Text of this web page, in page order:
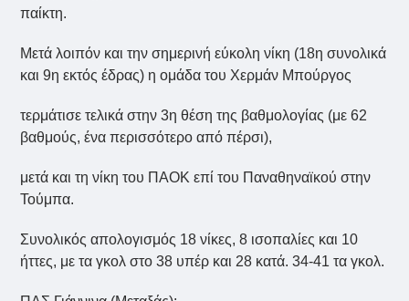
παίκτη.
Μετά λοιπόν και την σημερινή εύκολη νίκη (18η συνολικά
και 9η εκτός έδρας) η ομάδα του Χερμάν Μπούργος
τερμάτισε τελικά στην 3η θέση της βαθμολογίας (με 62
βαθμούς, ένα περισσότερο από πέρσι),
μετά και τη νίκη του ΠΑΟΚ επί του Παναθηναϊκού στην
Τούμπα.
Συνολικός απολογισμός 18 νίκες, 8 ισοπαλίες και 10
ήττες, με τα γκολ στο 38 υπέρ και 28 κατά. 34-41 τα γκολ.